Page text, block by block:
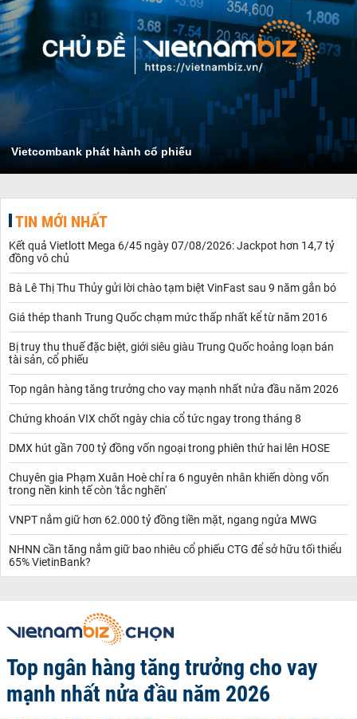
Vietcombank phát hành cổ phiếu
TIN MỚI NHẤT
Kết quả Vietlott Mega 6/45 ngày 07/08/2026: Jackpot hơn 14,7 tỷ
đồng vô chủ
Bà Lê Thị Thu Thủy gửi lời chào tạm biệt VinFast sau 9 năm gắn bó
Giá thép thanh Trung Quốc chạm mức thấp nhất kể từ năm 2016
Bị truy thu thuế đặc biệt, giới siêu giàu Trung Quốc hoảng loạn bán
tài sản, cổ phiếu
Top ngân hàng tăng trưởng cho vay mạnh nhất nửa đầu năm 2026
Chứng khoán VIX chốt ngày chia cổ tức ngay trong tháng 8
DMX hút gần 700 tỷ đồng vốn ngoại trong phiên thứ hai lên HOSE
Chuyên gia Phạm Xuân Hoè chỉ ra 6 nguyên nhân khiến dòng vốn
trong nền kinh tế còn 'tắc nghẽn'
VNPT nắm giữ hơn 62.000 tỷ đồng tiền mặt, ngang ngửa MWG
NHNN cần tăng nắm giữ bao nhiêu cổ phiếu CTG để sở hữu tối thiểu
65% VietinBank?
Top ngân hàng tăng trưởng cho vay
mạnh nhất nửa đầu năm 2026